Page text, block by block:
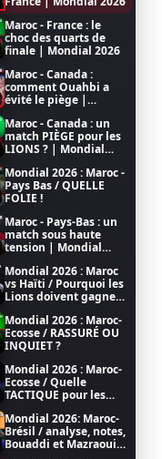
Maroc - France : le
choc des quarts de
finale | Mondial 2026
Maroc - Canada :
comment Ouahbi a
évité le piège |
Maroc - Canada : un
match PIÈGE pour les
LIONS ? | Mondial
Mondial 2026 : Maroc -
Pays Bas / QUELLE
FOLIE !
Maroc - Pays-Bas : un
match sous haute
tension | Mondial
Mondial 2026 : Maroc
vs Haïti / Pourquoi les
Lions doivent gagner
la FIFA 2026
Mondial 2026 : Maroc-
Ecosse / RASSURÉ OU
INQUIET ?
Mondial 2026 : Maroc-
Ecosse / Quelle
TACTIQUE pour les
Mondial 2026: Maroc-
Brésil / analyse, notes,
Bouaddi et Mazraoui